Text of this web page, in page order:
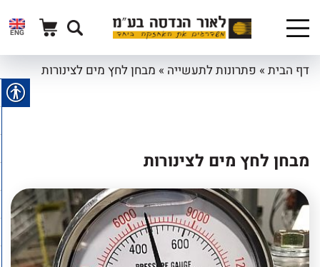
ENG
דף הבית » פתרונות לתעשייה » מבחן לחץ מים לצינורות
מבחן לחץ מים לצינורות